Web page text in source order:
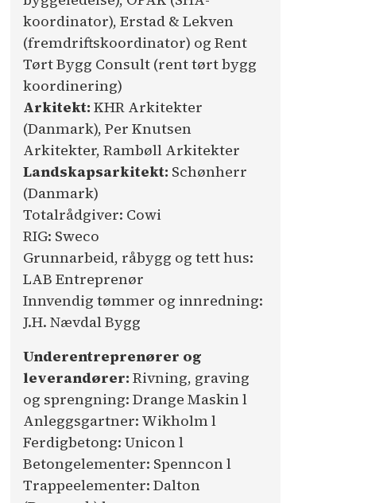
koordinator), Erstad & Lekven
(fremdriftskoordinator) og Rent
Tørt Bygg Consult (rent tørt bygg
koordinering)
Arkitekt: KHR Arkitekter
(Danmark), Per Knutsen
Arkitekter, Rambøll Arkitekter
Landskapsarkitekt: Schønherr
(Danmark)
Totalrådgiver: Cowi
RIG: Sweco
Grunnarbeid, råbygg og tett hus:
LAB Entreprenør
Innvendig tømmer og innredning:
J.H. Nævdal Bygg
Underentreprenører og
leverandører: Rivning, graving
og sprengning: Drange Maskin l
Anleggsgartner: Wikholm l
Ferdigbetong: Unicon l
Betongelementer: Spenncon l
Trappeelementer: Dalton